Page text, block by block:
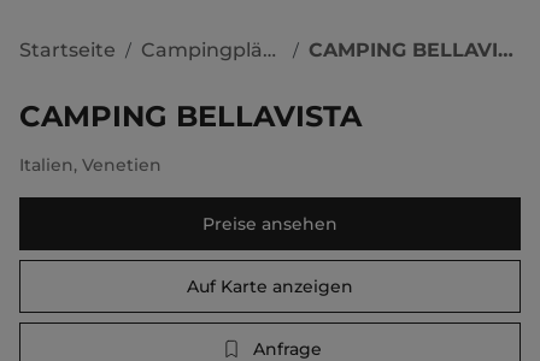
Startseite / Campingplätze / CAMPING BELLAVISTA
CAMPING BELLAVISTA
Italien, Venetien
Preise ansehen
Auf Karte anzeigen
Anfrage